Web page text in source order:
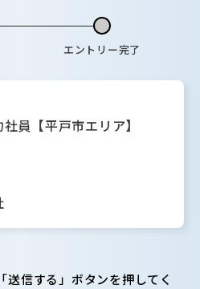
エントリー完了
員【平戸市エリア】
信する」ボタンを押してく